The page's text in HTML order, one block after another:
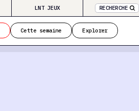
LNT JEUX RECHERCHE
Cette semaine Explorer